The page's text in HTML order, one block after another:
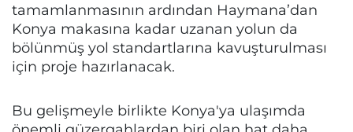
tamamlanmasının ardından Haymana’dan
Konya makasına kadar uzanan yolun da
bölünmüş yol standartlarına kavuşturulması
için proje hazırlanacak.
Bu gelişmeyle birlikte Konya'ya ulaşımda